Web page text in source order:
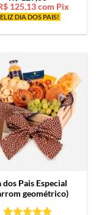
de 5
125,13com Pix
DIA DOS PAIS!
dos Pais Especial
geométrico)